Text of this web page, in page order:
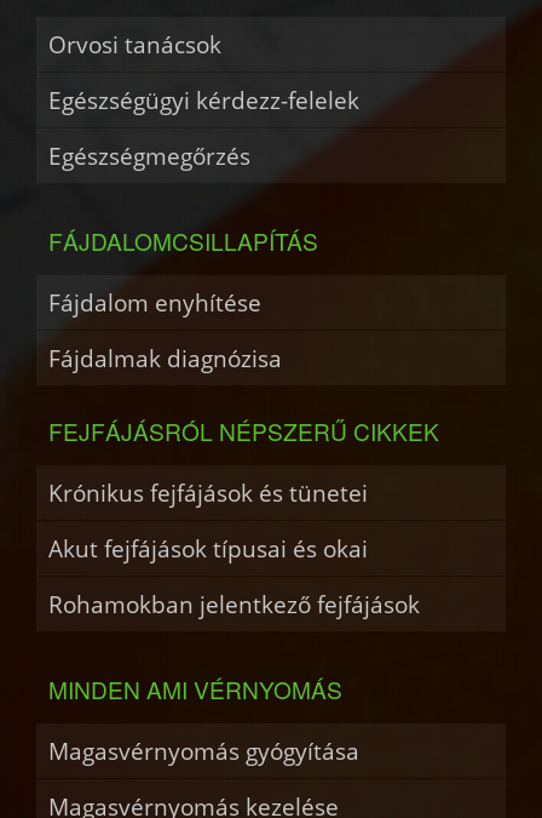
Orvosi tanácsok
Egészségügyi kérdezz-felelek
Egészségmegőrzés
FÁJDALOMCSILLAPÍTÁS
Fájdalom enyhítése
Fájdalmak diagnózisa
FEJFÁJÁSRÓL NÉPSZERŰ CIKKEK
Krónikus fejfájások és tünetei
Akut fejfájások típusai és okai
Rohamokban jelentkező fejfájások
MINDEN AMI VÉRNYOMÁS
Magasvérnyomás gyógyítása
Magasvérnyomás kezelése